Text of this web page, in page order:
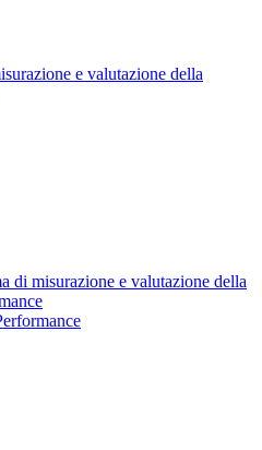
e valutazione della
di misurazione e valutazione della